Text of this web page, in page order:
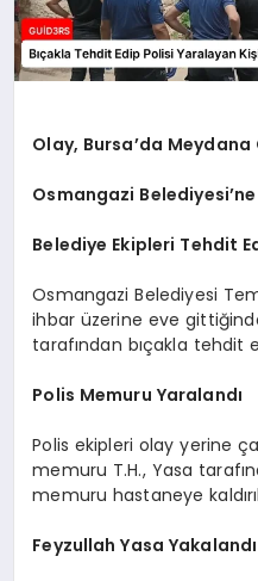
Olay, Bursa’da Meydana
Osmangazi Belediyesi’ne
Belediye Ekipleri Tehdit
Osmangazi Belediyesi
ihbar üzerine eve
tarafından bıçakla tehdit
Polis Memuru Yaralandı
Polis ekipleri olay yerine
memuru T.H., Yasa
memuru hastaneye
Feyzullah Yasa Yakalandı